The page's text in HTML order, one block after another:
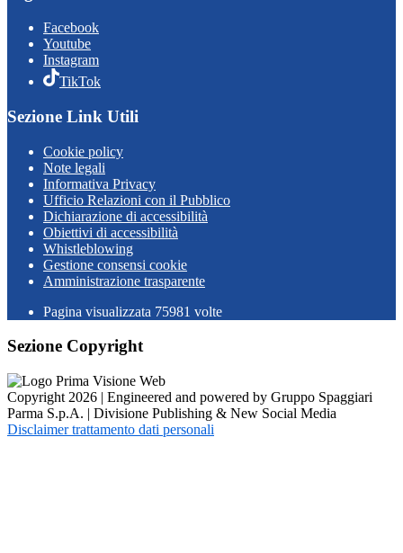
Facebook
Youtube
Instagram
TikTok
Sezione Link Utili
Cookie policy
Note legali
Informativa Privacy
Ufficio Relazioni con il Pubblico
Dichiarazione di accessibilità
Obiettivi di accessibilità
Whistleblowing
Gestione consensi cookie
Amministrazione trasparente
Pagina visualizzata 75981 volte
Sezione Copyright
Copyright 2026 | Engineered and powered by Gruppo Spaggiari
Parma S.p.A. | Divisione Publishing & New Social Media
Disclaimer trattamento dati personali